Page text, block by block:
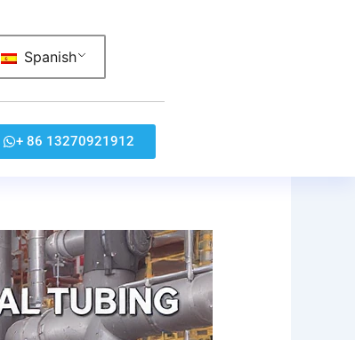
Spanish
+ 86 13270921912